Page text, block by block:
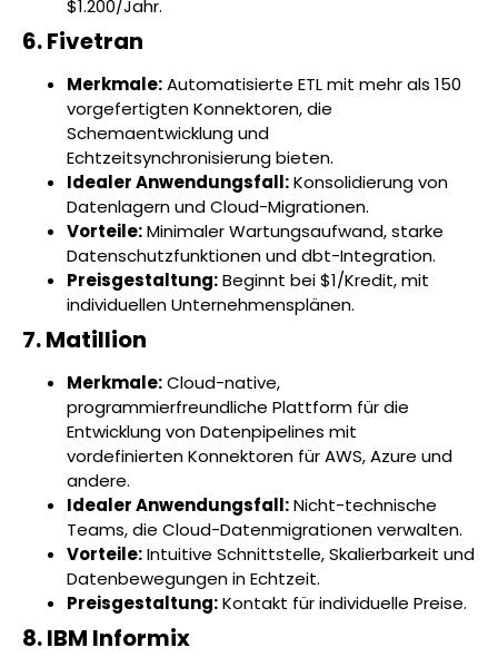
$1.200/Jahr.
6. Fivetran
Merkmale:Automatisierte ETL mit mehr als 150
vorgefertigten Konnektoren, die
Schemaentwicklung und
Echtzeitsynchronisierung bieten.
Idealer Anwendungsfall:Konsolidierung von
Datenlagern und Cloud-Migrationen.
Vorteile:Minimaler Wartungsaufwand, starke
Datenschutzfunktionen und dbt-Integration.
Preisgestaltung:Beginnt bei $1/Kredit, mit
individuellen Unternehmensplänen.
7. Matillion
Merkmale:Cloud-native,
programmierfreundliche Plattform für die
Entwicklung von Datenpipelines mit
vordefinierten Konnektoren für AWS, Azure und
andere.
Idealer Anwendungsfall:Nicht-technische
Teams, die Cloud-Datenmigrationen verwalten.
Vorteile:Intuitive Schnittstelle, Skalierbarkeit und
Datenbewegungen in Echtzeit.
Preisgestaltung:Kontakt für individuelle Preise.
8. IBM Informix